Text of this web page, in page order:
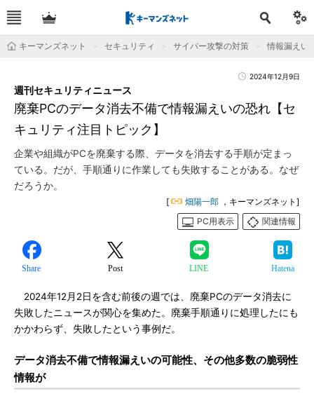
キーマンズネット セキュリティ サイバー攻撃の対策 情報漏えい
2024年12月9日
廃棄PCのデータ消去不備で情報漏えいの恐れ【セ
キュリティ注目トピック】
週刊セキュリティニュース
企業や組織がPCを廃棄する際、データを消去する手順が定まっ
ている。だが、手順通りに作業しても失敗することがある。なぜ
だろうか。
[ 畑陽一郎 ，キーマンズネット]
PC用表示
関連情報
Share Post LINE Hatena
2024年12月2日を含む前後の週では、廃棄PCのデータ消去に
失敗したニュースが関心を集めた。廃棄手順通りに処理したにも
かかわらず、失敗したという事例だ。
データ消去不備で情報漏えいの可能性、その他多数の脆弱性
情報が